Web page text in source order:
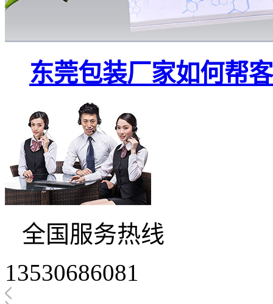
东莞包装厂家如何帮
全国服务热线
13530686081